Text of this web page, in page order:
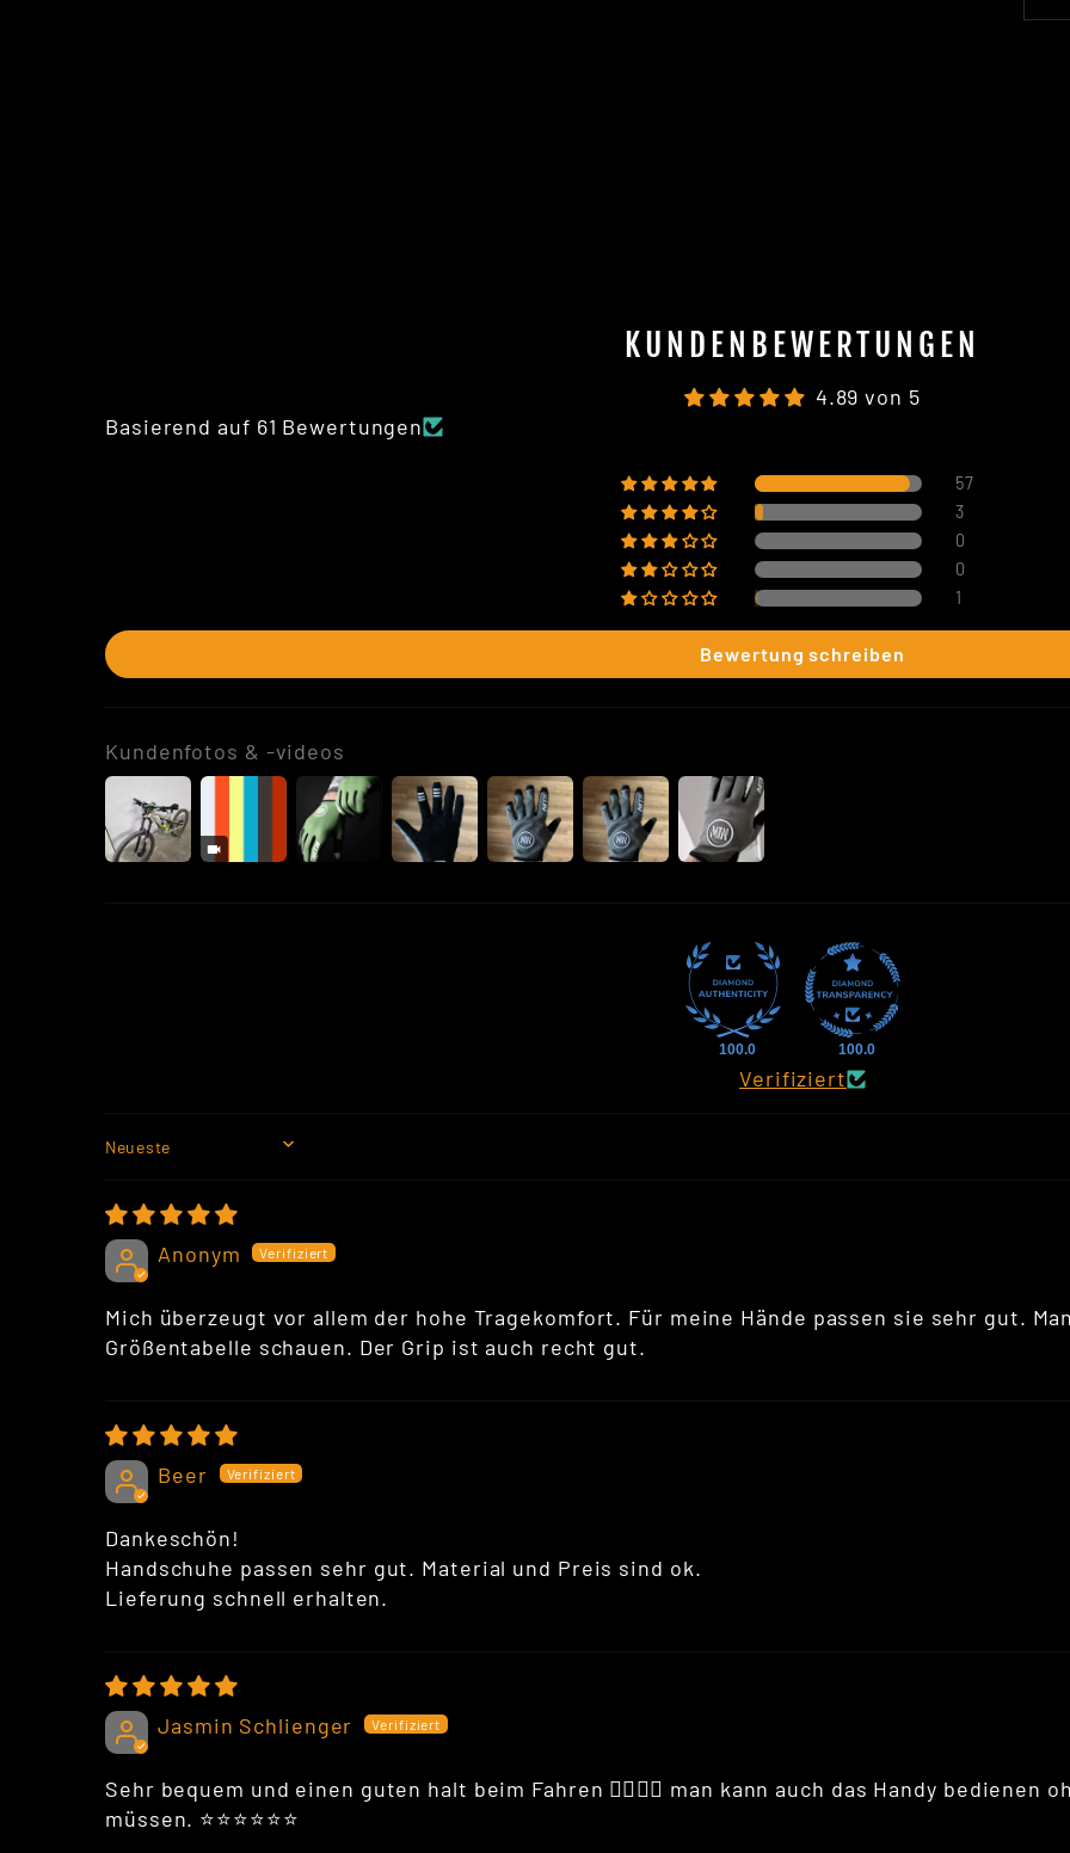
KUNDENBEWERTUNGEN
4.89 von 5
Basierend auf 61 Bewertungen
57
3
0
0
1
Bewertung schreiben
Kundenfotos & -videos
100.0 100.0
Verifiziert
SORT BY
Anonym
Mich überzeugt vor allem der hohe Tragekomfort. Für meine Hände passen sie sehr gut.
Größentabelle schauen. Der Grip ist auch recht gut.
Beer
Dankeschön!
Handschuhe passen sehr gut. Material und Preis sind ok.
Lieferung schnell erhalten.
Jasmin Schlienger
Sehr bequem und einen guten halt beim Fahren 👍🏽👍🏽 man kann auch das Handy bedienen
müssen. ⭐️⭐️⭐️⭐️⭐️⭐️